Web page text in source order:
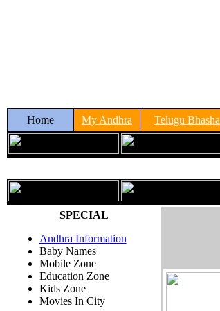
Home My Andhra Telugu Bhasha
SPECIAL
Andhra Information
Baby Names
Mobile Zone
Education Zone
Kids Zone
Movies In City